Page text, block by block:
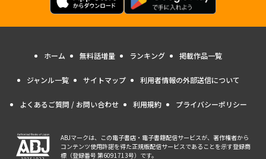
ホーム 無料話増量 ランキング 掲載作品一覧
ジャンル一覧 サイトマップ 利用者情報の外部送信について
よくあるご質問 / お問い合わせ 利用規約 プライバシーポリシー
ABJマークは、この電子書店・電子書籍配信サービスが、著作権者から
コンテンツ使用許諾を得た正規版配信サービスであることを示す登録商
標（登録番号 第6091713号）です。